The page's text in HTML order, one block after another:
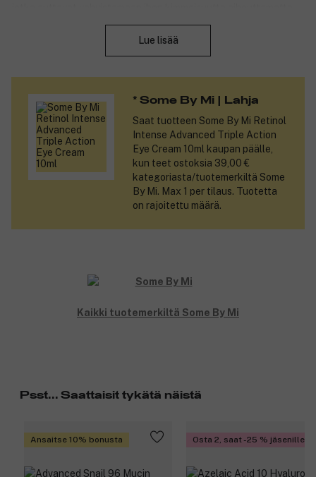
sisältää kymmentä erilaista hyaluronihappoa, jotka tarjoavat
mukautuu kasvoille ja auttaa välittämään kermaisen essenssin
sekä aktiiviset ainesosat tehokkaasti ihoon. Patentoitu Elastic-
Liposome-teknologia kuljettaa aktiiviset ainesosat syvemmälle
ihoon optimaalisen vaikutuksen saavuttamiseksi. Ihon
ärsytyksen testaus on suoritettu.
Tuotenumero:3352825
Lue lisää
* Some By Mi | Lahja
Saat tuotteen Some By Mi Retinol
Intense Advanced Triple Action
Eye Cream 10ml
kaupan päälle,
kun teet ostoksia 39,00 €
kategoriasta/tuotemerkiltä Some
By Mi. Max 1 per tilaus. Tuotetta
on rajoitettu määrä.
Kaikki tuotemerkiltä Some By Mi
Psst... Saattaisit tykätä näistä
Ansaitse 10% bonusta Osta 2, saat -25 % jäsenille